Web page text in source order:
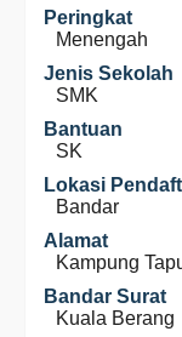
Peringkat
Menengah
Jenis Sekolah
SMK
Bantuan
SK
Lokasi
Bandar
Alamat
Kampung
Bandar Surat
Kuala Berang